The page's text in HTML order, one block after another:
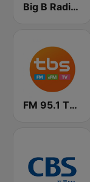
Big B Radio - Asian Pop
FM 95.1 TBS fm